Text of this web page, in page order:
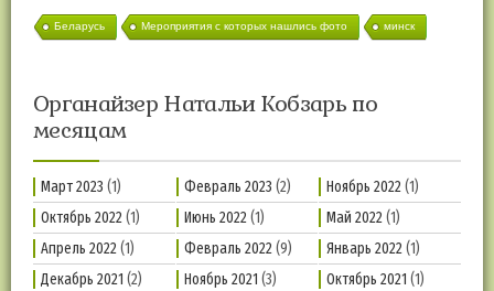
Беларусь Мероприятия с которых нашлись фото минск
Органайзер Натальи Кобзарь по
месяцам
Март 2023 (1) Февраль 2023 (2) Ноябрь 2022(1)
Октябрь 2022(1) Июнь 2022(1) Май 2022(1)
Апрель 2022(1) Февраль 2022(9) Январь 2022(1)
Декабрь 2021 (2) Ноябрь 2021 (3) Октябрь 2021 (1)